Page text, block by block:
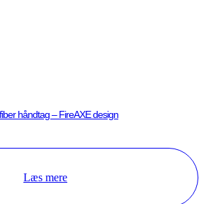
håndtag – FireAXE design
Læs mere